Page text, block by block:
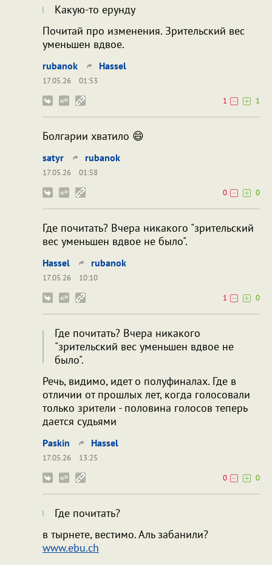
Какую-то ерунду
Почитай про изменения. Зрительский вес
уменьшен вдвое.
rubanok Hassel
17.05.26
01:53
1
1
Болгарии хватило 😄
satyr rubanok
17.05.26
01:58
0
0
Где почитать? Вчера никакого "зрительский
вес уменьшен вдвое не было".
Hassel rubanok
17.05.26
10:10
1
0
Где почитать? Вчера никакого
"зрительский вес уменьшен вдвое не
было".
Речь, видимо, идет о полуфиналах. Где в
отличии от прошлых лет, когда голосовали
только зрители - половина голосов теперь
дается судьями
Paskin Hassel
17.05.26
13:25
0
0
Где почитать?
в тырнете, вестимо. Аль забанили?
www.ebu.ch